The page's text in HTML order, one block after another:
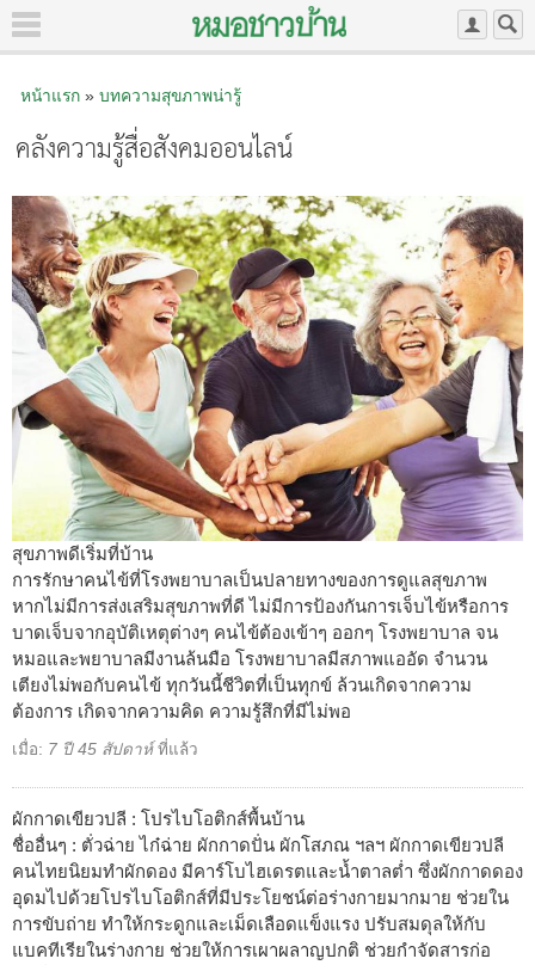
หน้าแรก» บทความสุขภาพน่ารู้
คลังความรู้สื่อสังคมออนไลน์
สุขภาพดีเริ่มที่บ้าน
การรักษาคนไข้ที่โรงพยาบาลเป็นปลายทางของการดูแลสุขภาพ
หากไม่มีการส่งเสริมสุขภาพที่ดี ไม่มีการป้องกันการเจ็บไข้หรือการ
บาดเจ็บจากอุบัติเหตุต่างๆ คนไข้ต้องเข้าๆ ออกๆ โรงพยาบาล จน
หมอและพยาบาลมีงานล้นมือ โรงพยาบาลมีสภาพแออัด จำนวน
เตียงไม่พอกับคนไข้ ทุกวันนี้ชีวิตที่เป็นทุกข์ ล้วนเกิดจากความ
ต้องการ เกิดจากความคิด ความรู้สึกที่มีไม่พอ
เมื่อ: 7 ปี 45 สัปดาห์ ที่แล้ว
ผักกาดเขียวปลี : โปรไบโอติกส์พื้นบ้าน
ชื่ออื่นๆ : ตั่วฉ่าย ไก๋ฉ่าย ผักกาดปั่น ผักโสภณ ฯลฯ ผักกาดเขียวปลี
คนไทยนิยมทำผักดอง มีคาร์โบไฮเดรตและน้ำตาลต่ำ ซึ่งผักกาดดอง
อุดมไปด้วยโปรไบโอติกส์ที่มีประโยชน์ต่อร่างกายมากมาย ช่วยใน
การขับถ่าย ทำให้กระดูกและเม็ดเลือดแข็งแรง ปรับสมดุลให้กับ
แบคทีเรียในร่างกาย ช่วยให้การเผาผลาญปกติ ช่วยกำจัดสารก่อ